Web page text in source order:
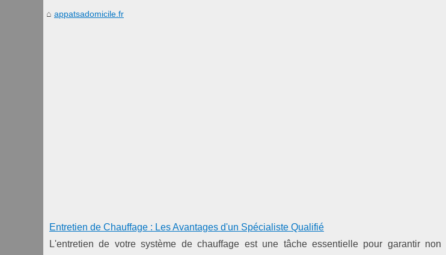
appatsadomicile.fr
Entretien de Chauffage : Les Avantages d'un Spécialiste Qualifié
L'entretien de votre système de chauffage est une tâche essentielle pour garantir